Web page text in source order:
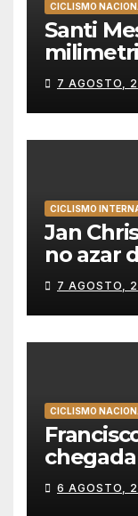
CICLISMO
Santi
mantém
Portugal
7 AGOSTO,
CICLISMO
Jan
no azar
Polónia
7 AGOSTO,
CICLISMO
veste de
Portugal
6 AGOSTO,